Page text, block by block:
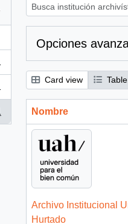
Opciones
Card view
Nombre
Archivo Institucional
Hurtado